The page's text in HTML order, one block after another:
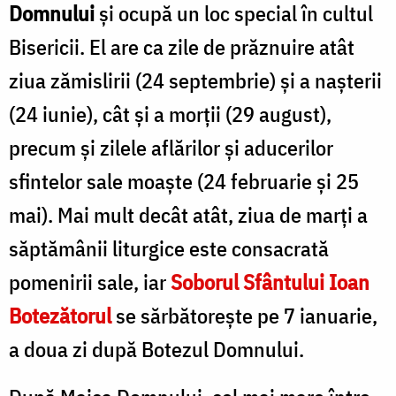
Domnuluiși ocupă un loc special în cultul
Bisericii. El are ca zile de prăznuire atât
ziua zămislirii (24 septembrie) și a nașterii
(24 iunie), cât și a morții (29 august),
precum și zilele aflărilor și aducerilor
sfintelor sale moaște (24 februarie și 25
mai). Mai mult decât atât, ziua de marți a
săptămânii liturgice este consacrată
pomenirii sale, iarSoborul Sfântului Ioan
Botezătorulse sărbătorește pe 7 ianuarie,
a doua zi după Botezul Domnului.